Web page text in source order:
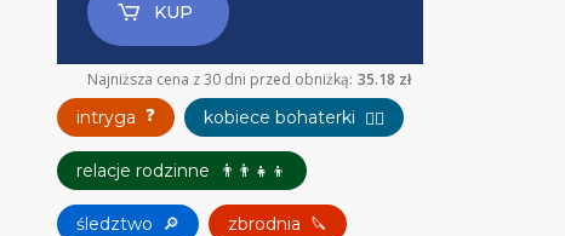
KUP
Najniższa cena z 30 dni przed obniżką: 35.18 zł
intryga ❓ kobiece bohaterki 👱‍♀️
relacje rodzinne 👨‍👨‍👧‍👦
śledztwo 🔎 zbrodnia 🔪